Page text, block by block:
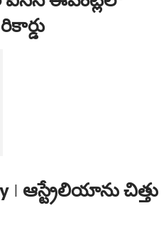
| ఆస్ట్రేలియాను చిత్తు